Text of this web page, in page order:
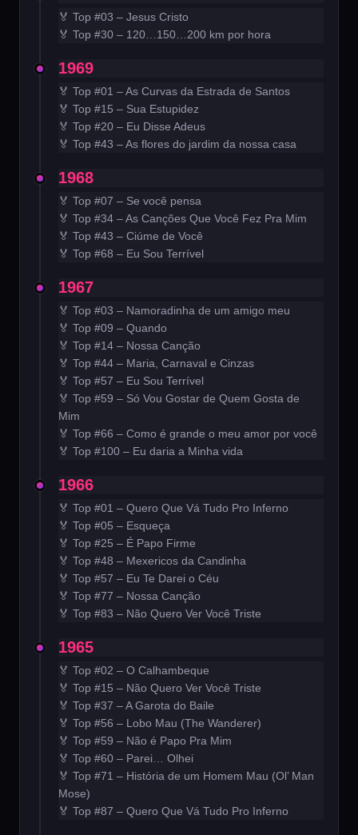
🏅 Top #03 – Jesus Cristo
🏅 Top #30 – 120…150…200 km por hora
1969
🏅 Top #01 – As Curvas da Estrada de Santos
🏅 Top #15 – Sua Estupidez
🏅 Top #20 – Eu Disse Adeus
🏅 Top #43 – As flores do jardim da nossa casa
1968
🏅 Top #07 – Se você pensa
🏅 Top #34 – As Canções Que Você Fez Pra Mim
🏅 Top #43 – Ciúme de Você
🏅 Top #68 – Eu Sou Terrível
1967
🏅 Top #03 – Namoradinha de um amigo meu
🏅 Top #09 – Quando
🏅 Top #14 – Nossa Canção
🏅 Top #44 – Maria, Carnaval e Cinzas
🏅 Top #57 – Eu Sou Terrível
🏅 Top #59 – Só Vou Gostar de Quem Gosta de
Mim
🏅 Top #66 – Como é grande o meu amor por você
🏅 Top #100 – Eu daria a Minha vida
1966
🏅 Top #01 – Quero Que Vá Tudo Pro Inferno
🏅 Top #05 – Esqueça
🏅 Top #25 – É Papo Firme
🏅 Top #48 – Mexericos da Candinha
🏅 Top #57 – Eu Te Darei o Céu
🏅 Top #77 – Nossa Canção
🏅 Top #83 – Não Quero Ver Você Triste
1965
🏅 Top #02 – O Calhambeque
🏅 Top #15 – Não Quero Ver Você Triste
🏅 Top #37 – A Garota do Baile
🏅 Top #56 – Lobo Mau (The Wanderer)
🏅 Top #59 – Não é Papo Pra Mim
🏅 Top #60 – Parei… Olhei
🏅 Top #71 – História de um Homem Mau (Ol’ Man
Mose)
🏅 Top #87 – Quero Que Vá Tudo Pro Inferno